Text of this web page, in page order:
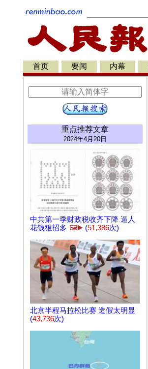
首页 要闻 内幕
重点推荐文章
2024年4月20日
中共第一季财政税收齐下降 逼人
花钱狠招多 🖼️▶️ (51,386次)
北京半程马拉松比赛 造假太明显
(43,736次)